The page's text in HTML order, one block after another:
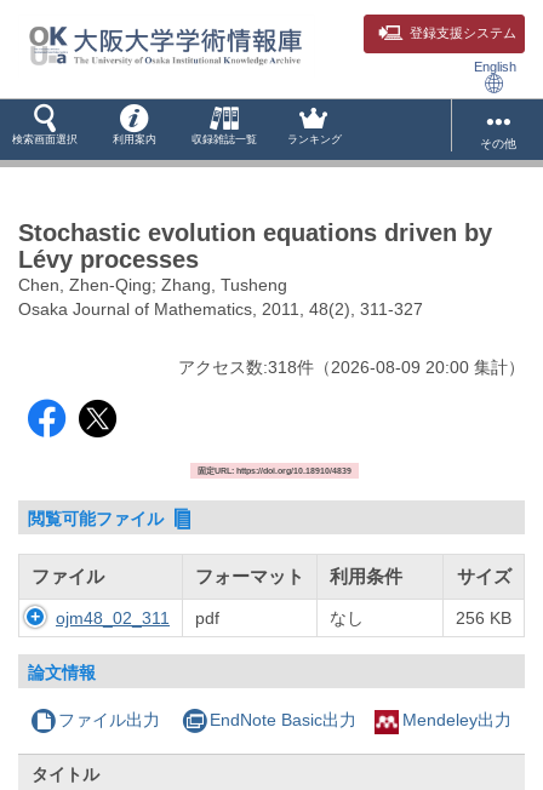
登録支援システム
English
検索画面選択 利用案内 収録雑誌一覧 ランキング その他
Stochastic evolution equations driven by
Lévy processes
Chen, Zhen-Qing; Zhang, Tusheng
Osaka Journal of Mathematics, 2011, 48(2), 311-327
アクセス数:318件 （2026-08-09 20:00 集計）
固定URL: https://doi.org/10.18910/4839
閲覧可能ファイル
ファイル フォーマット 利用条件 サイズ
ojm48_02_311 pdf なし 256 KB
論文情報
ファイル出力 EndNote Basic出力 Mendeley出力
タイトル